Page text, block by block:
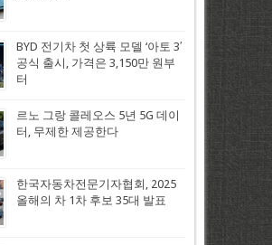
BYD 전기차 첫 상륙 모델 ‘아토 3′
공식 출시, 가격은 3,150만 원부
터
르노 그랑 콜레오스 5년 5G 데이
터, 무제한 제공한다
한국자동차전문기자협회, 2025
올해의 차 1차 후보 35대 발표